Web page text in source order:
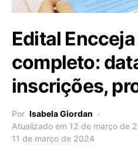
Edital
completo:
inscrições,
Por Isabela Giordan
Atualizado em 12 de março de
11 de março de 2024